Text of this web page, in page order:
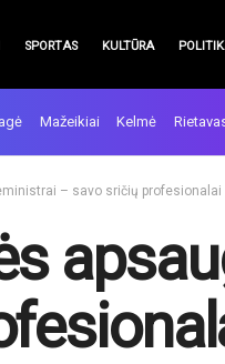
SPORTAS KULTŪRA
Mažeikiai Kelmė
– savo sričių profesionalai